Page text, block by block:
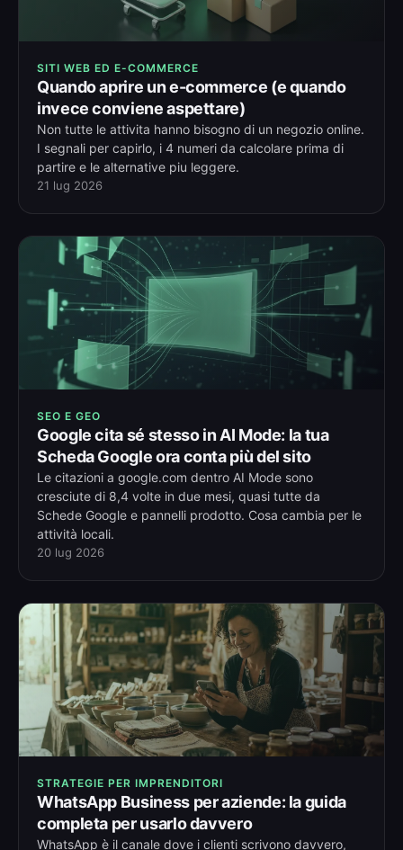
SITI WEB ED E-COMMERCE
Quando aprire un e-commerce (e quando
invece conviene aspettare)
Non tutte le attivita hanno bisogno di un negozio online.
I segnali per capirlo, i 4 numeri da calcolare prima di
partire e le alternative piu leggere.
21 lug 2026
SEO E GEO
Google cita sé stesso in AI Mode: la tua
Scheda Google ora conta più del sito
Le citazioni a google.com dentro AI Mode sono
cresciute di 8,4 volte in due mesi, quasi tutte da
Schede Google e pannelli prodotto. Cosa cambia per le
attività locali.
20 lug 2026
STRATEGIE PER IMPRENDITORI
WhatsApp Business per aziende: la guida
completa per usarlo davvero
WhatsApp è il canale dove i clienti scrivono davvero,